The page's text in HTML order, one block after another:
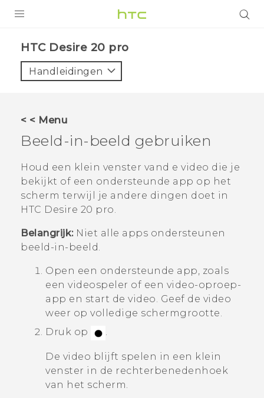
VIVE
HTC Club
SUPPORT
HTC-apparaten & -accessoires
VIVERSE
Aanmelden
‎HTC Desire 20 pro‎
Handleidingen
< < Menu
Beeld-in-beeld gebruiken
Houd een klein venster vand e video die je
bekijkt of een ondersteunde app op het
scherm terwijl je andere dingen doet in
HTC Desire 20 pro.
Belangrijk:Niet alle apps ondersteunen
beeld-in-beeld.
Open een ondersteunde app, zoals
een videospeler of een video-oproep-
app en start de video. Geef de video
weer op volledige schermgrootte.
Druk op
.
De video blijft spelen in een klein
venster in de rechterbenedenhoek
van het scherm.